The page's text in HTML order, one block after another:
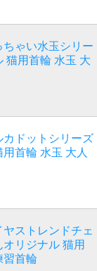
ゃい水玉シリー
猫用首輪 水玉 大
カドットシリーズ
首輪 水玉 大人
ストレンドチェ
リジナル 猫用
習首輪